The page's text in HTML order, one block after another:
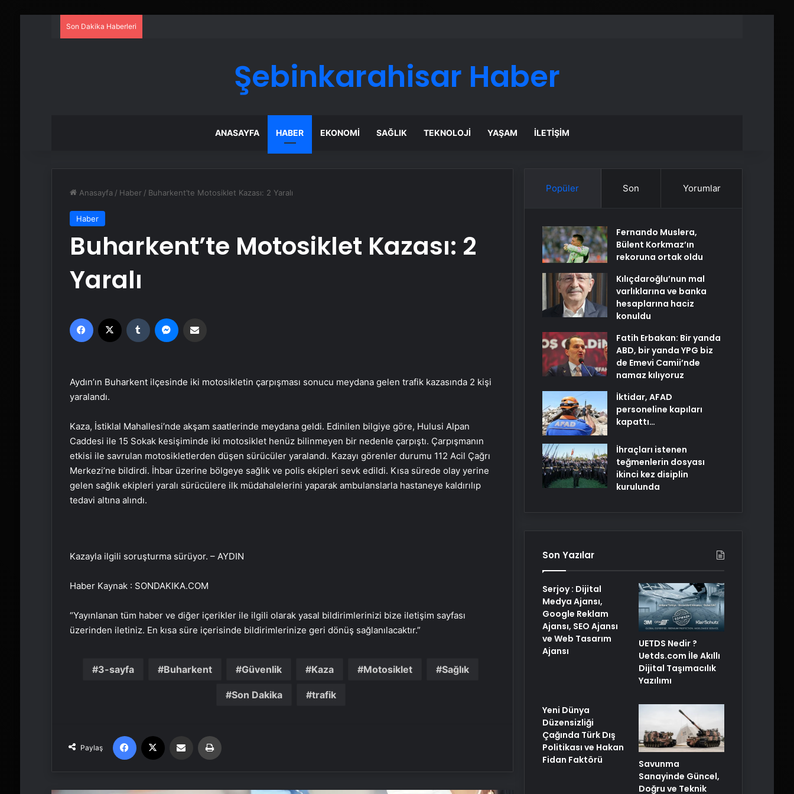
Son Dakika Haberleri
Şebinkarahisar Haber
ANASAYFA HABER EKONOMI SAĞLIK TEKNOLOJI YAŞAM İLETIŞIM
Anasayfa / Haber / Buharkent’te Motosiklet Kazası: 2 Yaralı
Haber
Buharkent’te Motosiklet Kazası: 2
Yaralı
Facebook Tumblr
Aydın’ın Buharkent ilçesinde iki motosikletin çarpışması sonucu meydana gelen trafik kazasında 2 kişi
yaralandı.
Kaza, İstiklal Mahallesi’nde akşam saatlerinde meydana geldi. Edinilen bilgiye göre, Hulusi Alpan
Caddesi ile 15 Sokak kesişiminde iki motosiklet henüz bilinmeyen bir nedenle çarpıştı. Çarpışmanın
etkisi ile savrulan motosikletlerden düşen sürücüler yaralandı. Kazayı görenler durumu 112 Acil Çağrı
Merkezi’ne bildirdi. İhbar üzerine bölgeye sağlık ve polis ekipleri sevk edildi. Kısa sürede olay yerine
gelen sağlık ekipleri yaralı sürücülere ilk müdahalelerini yaparak ambulanslarla hastaneye kaldırılıp
tedavi altına alındı.
Kazayla ilgili soruşturma sürüyor. – AYDIN
Haber Kaynak : SONDAKIKA.COM
“Yayınlanan tüm haber ve diğer içerikler ile ilgili olarak yasal bildirimlerinizi bize iletişim sayfası
üzerinden iletiniz. En kısa süre içerisinde bildirimlerinize geri dönüş sağlanılacaktır.”
3-sayfa Buharkent Güvenlik Kaza Motosiklet Sağlık
Son Dakika trafik
Paylaş
Facebook Email'den paylaş
yapıyor
Popüler Son Yorumlar
Fernando Muslera,
Bülent Korkmaz’ın
rekoruna ortak oldu
Kılıçdaroğlu’nun mal
varlıklarına ve banka
hesaplarına haciz
konuldu
Fatih Erbakan: Bir yanda
ABD, bir yanda YPG biz
de Emevi Camii’nde
namaz kılıyoruz
İktidar, AFAD
personeline kapıları
kapattı…
İhraçları istenen
teğmenlerin dosyası
ikinci kez disiplin
kurulunda
Son Yazılar
Serjoy : Dijital
Medya Ajansı,
Google Reklam
Ajansı, SEO Ajansı
ve Web Tasarım
Ajansı
UETDS Nedir ?
Uetds.com İle Akıllı
Dijital Taşımacılık
Yazılımı
Yeni Dünya
Düzensizliği
Çağında Türk Dış
Politikası ve Hakan
Fidan Faktörü
Savunma
Sanayinde Güncel,
Doğru ve Teknik